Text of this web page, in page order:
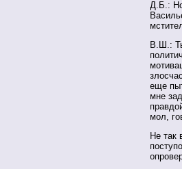
Д.Б.:
В.Ш.:
еще
мне
мол,
Не так